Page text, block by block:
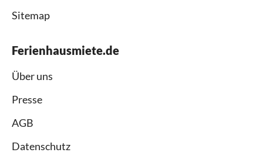
Sitemap
Ferienhausmiete.de
Über uns
Presse
AGB
Datenschutz